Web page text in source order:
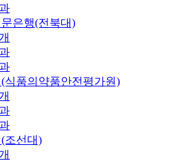
은행(전북대)
식품의약품안전평가원)
조선대)